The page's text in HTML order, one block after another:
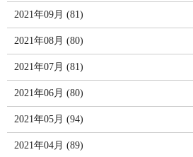
2021年09月 (81)
2021年08月 (80)
2021年07月 (81)
2021年06月 (80)
2021年05月 (94)
2021年04月 (89)